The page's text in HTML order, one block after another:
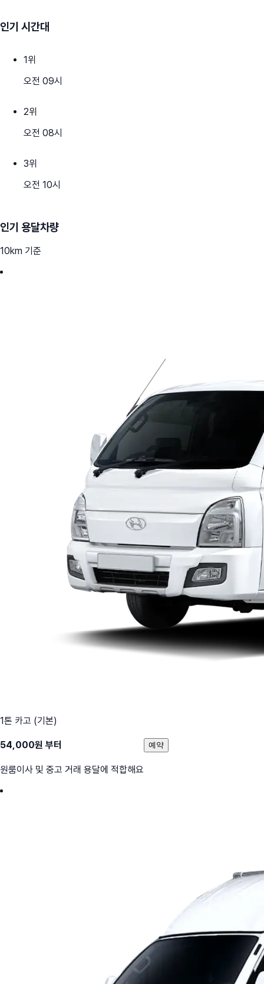
인기 시간대
1위
오전 09시
2위
오전 08시
3위
오전 10시
인기 용달차량
10km 기준
1톤 카고 (기본)
54,000원 부터
원룸이사 및 중고 거래 용달에 적합해요
예약